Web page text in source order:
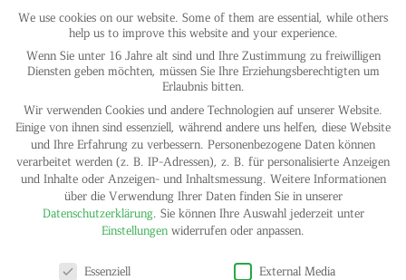
IMPRINT
PRIVACY POLICY
© HELGA MARIA KLOSTERFELDE | ALL RIGHTS RESERVED
We use cookies on our website. Some of them are essential, while others
help us to improve this website and your experience.
Wenn Sie unter 16 Jahre alt sind und Ihre Zustimmung zu freiwilligen
Diensten geben möchten, müssen Sie Ihre Erziehungsberechtigten um
Erlaubnis bitten.
Wir verwenden Cookies und andere Technologien auf unserer Website.
Einige von ihnen sind essenziell, während andere uns helfen, diese Website
und Ihre Erfahrung zu verbessern. Personenbezogene Daten können
verarbeitet werden (z. B. IP-Adressen), z. B. für personalisierte Anzeigen
und Inhalte oder Anzeigen- und Inhaltsmessung. Weitere Informationen
über die Verwendung Ihrer Daten finden Sie in unserer
Datenschutzerklärung. Sie können Ihre Auswahl jederzeit unter
Einstellungen widerrufen oder anpassen.
Essenziell
External Media